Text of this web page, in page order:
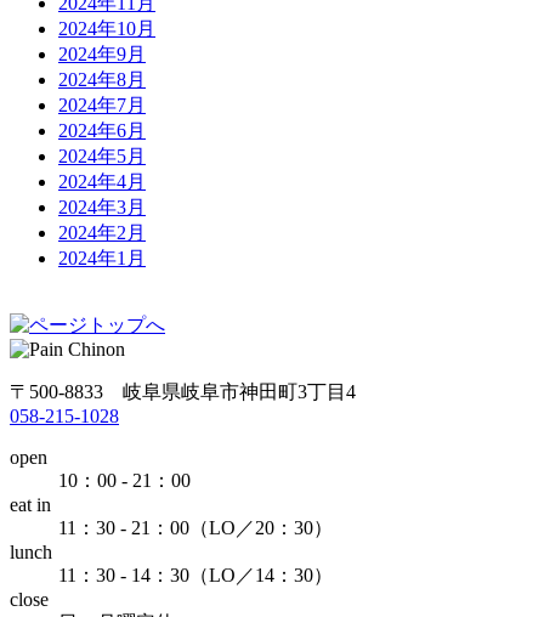
2024年10月
2024年9月
2024年8月
2024年7月
2024年6月
2024年5月
2024年4月
2024年3月
2024年2月
2024年1月
〒500-8833 岐阜県岐阜市神田町3丁目4
058-215-1028
open
10：00 - 21：00
eat in
11：30 - 21：00（LO／20：30）
lunch
11：30 - 14：30（LO／14：30）
close